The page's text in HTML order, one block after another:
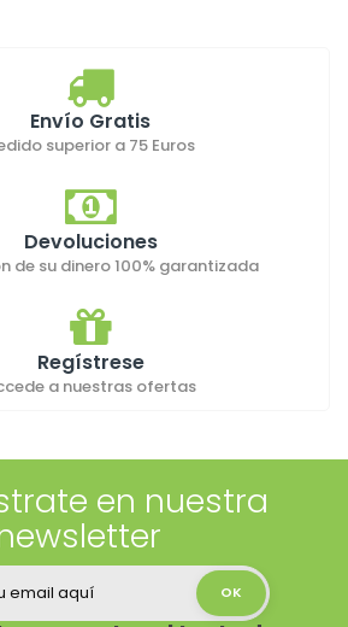
Envío Gratis
superior a 75 Euros
Devoluciones
de su dinero 100% garantizada
Regístrese
a nuestras ofertas
en nuestra